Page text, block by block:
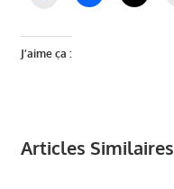
J’aime ça :
Articles Similaires